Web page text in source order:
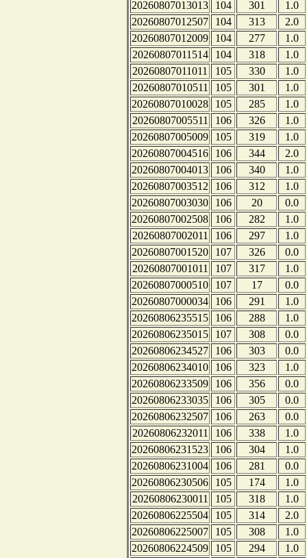
20260807013013 104 301
1.0
20260807012507
104 313
2.0
20260807012009
104 277
1.0
20260807011514
104 318
1.0
20260807011011
105 330
1.0
20260807010511
105 301
1.0
20260807010028
105 285
1.0
20260807005511
106 326
1.0
20260807005009
105 319
1.0
20260807004516
106 344
2.0
20260807004013
106 340
1.0
20260807003512
106 312
1.0
20260807003030
106 20
0.0
20260807002508
106 282
1.0
20260807002011
106 297
1.0
20260807001520
107 326
0.0
20260807001011
107 317
1.0
20260807000510
107 17
0.0
20260807000034
106 291
1.0
20260806235515
106 288
1.0
20260806235015
107 308
0.0
20260806234527
106 303
0.0
20260806234010
106 323
1.0
20260806233509
106 356
0.0
20260806233035
106 305
0.0
20260806232507
106 263
0.0
20260806232011
106 338
1.0
20260806231523
106 304
1.0
20260806231004
106 281
0.0
20260806230506
105 174
1.0
20260806230011
105 318
1.0
20260806225504
105 314
2.0
20260806225007
105 308
1.0
20260806224509
105 294
1.0